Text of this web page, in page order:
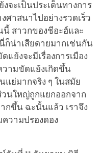
จะเป็นประเด็นทางการ
ศาสนาไปอย่างรวดเร็ว
นี้ สาวกของชีอะฮ์และ
ก็น่าเสียดายมากเช่นกัน
ย้งจะมีเรื่องการเมือง
วามขัดแย้งเกิดขึ้น
ย่มากจริง ๆ ในสมัย
นใหญ่ถูกแยกออกจาก
กขึ้น ฉะนั้นแล้ว เราจึง
ความปรองดอง